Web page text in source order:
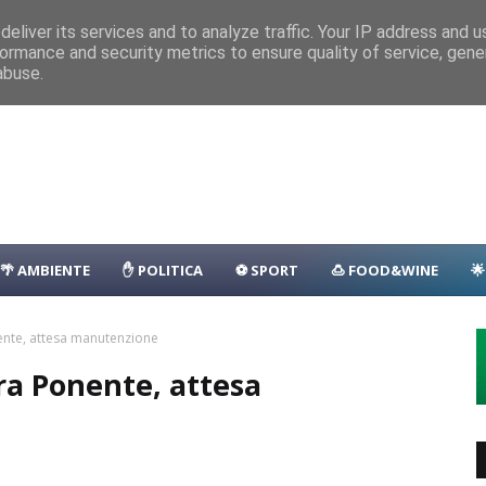
persone CASTELLO-MILAZZO
il programma EVENTI
🌴 AMBIENTE ✋ POLITICA ⚽ SPORT 🍮 FOOD&WINE
attesa manutenzione
Ponente, attesa
its services and to analyze traffic. Your IP address and
and security metrics to ensure quality of service,